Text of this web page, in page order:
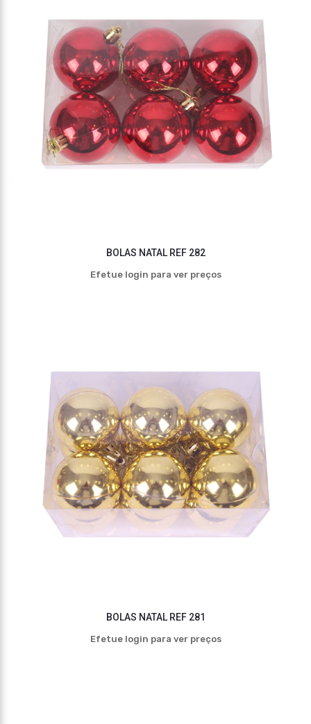
BOLAS NATAL REF 282
Efetue login para ver preços
BOLAS NATAL REF 281
Efetue login para ver preços